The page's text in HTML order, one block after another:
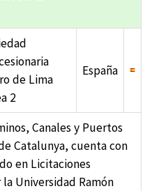
de Lima
2
España
Canales y Puertos
Catalunya, cuenta con
en Licitaciones
Universidad Ramón